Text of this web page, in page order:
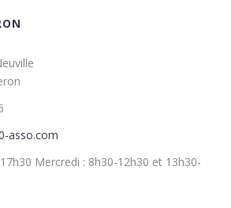
asso.com
Mercredi : 8h30-12h30 et 13h30-